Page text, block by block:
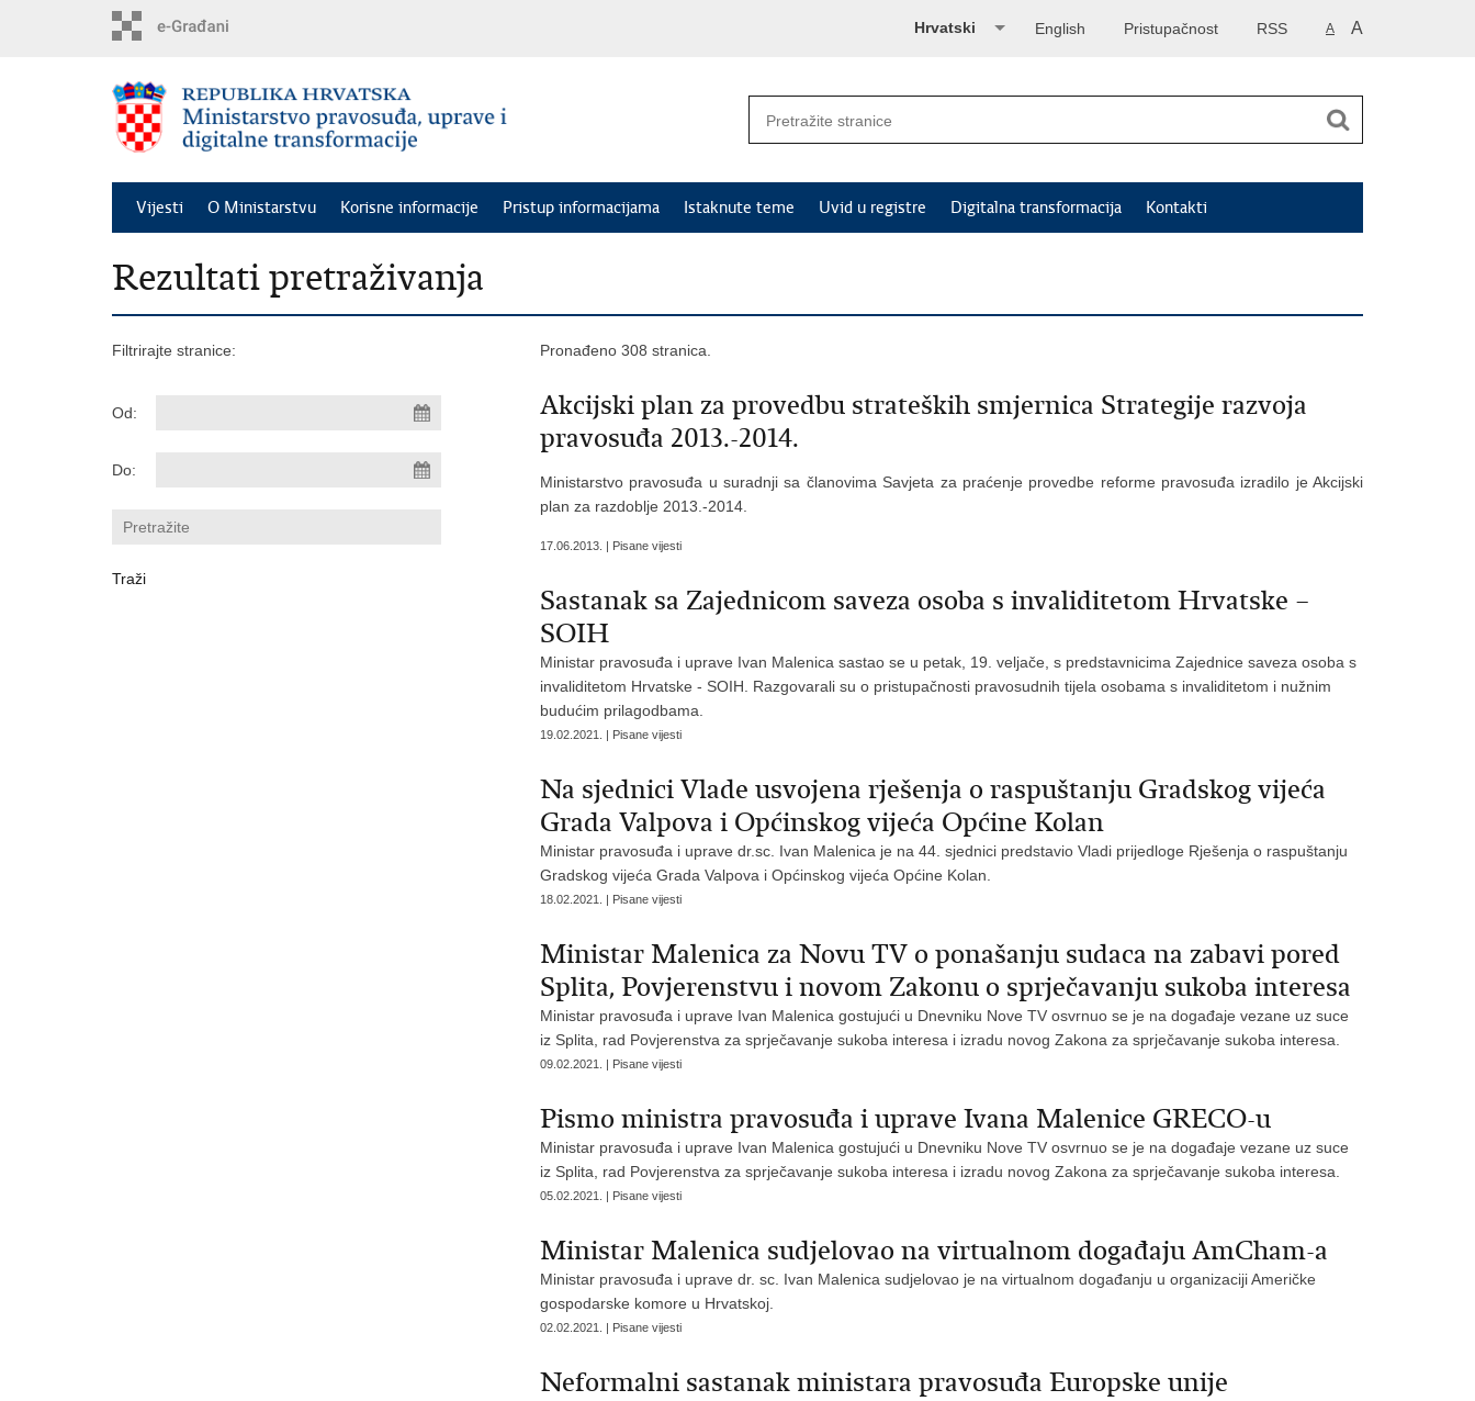
A A
RSS
Pristupačnost
English
Hrvatski
Vijesti O Ministarstvu Korisne informacije Pristup informacijama Istaknute teme Uvid u registre Digitalna transformacija Kontakti
Rezultati pretraživanja
Filtrirajte stranice:
Od:
Do:
Pronađeno 308 stranica.
Akcijski plan za provedbu strateških smjernica Strategije razvoja
pravosuđa 2013.-2014.
Ministarstvo pravosuđa u suradnji sa članovima Savjeta za praćenje provedbe reforme pravosuđa izradilo je Akcijski
plan za razdoblje 2013.-2014.
17.06.2013. | Pisane vijesti
Sastanak sa Zajednicom saveza osoba s invaliditetom Hrvatske –
SOIH
Ministar pravosuđa i uprave Ivan Malenica sastao se u petak, 19. veljače, s predstavnicima Zajednice saveza osoba s
invaliditetom Hrvatske - SOIH. Razgovarali su o pristupačnosti pravosudnih tijela osobama s invaliditetom i nužnim
budućim prilagodbama.
19.02.2021. | Pisane vijesti
Na sjednici Vlade usvojena rješenja o raspuštanju Gradskog vijeća
Grada Valpova i Općinskog vijeća Općine Kolan
Ministar pravosuđa i uprave dr.sc. Ivan Malenica je na 44. sjednici predstavio Vladi prijedloge Rješenja o raspuštanju
Gradskog vijeća Grada Valpova i Općinskog vijeća Općine Kolan.
18.02.2021. | Pisane vijesti
Ministar Malenica za Novu TV o ponašanju sudaca na zabavi pored
Splita, Povjerenstvu i novom Zakonu o sprječavanju sukoba interesa
Ministar pravosuđa i uprave Ivan Malenica gostujući u Dnevniku Nove TV osvrnuo se je na događaje vezane uz suce
iz Splita, rad Povjerenstva za sprječavanje sukoba interesa i izradu novog Zakona za sprječavanje sukoba interesa.
09.02.2021. | Pisane vijesti
Pismo ministra pravosuđa i uprave Ivana Malenice GRECO-u
Ministar pravosuđa i uprave Ivan Malenica gostujući u Dnevniku Nove TV osvrnuo se je na događaje vezane uz suce
iz Splita, rad Povjerenstva za sprječavanje sukoba interesa i izradu novog Zakona za sprječavanje sukoba interesa.
05.02.2021. | Pisane vijesti
Ministar Malenica sudjelovao na virtualnom događaju AmCham-a
Ministar pravosuđa i uprave dr. sc. Ivan Malenica sudjelovao je na virtualnom događanju u organizaciji Američke
gospodarske komore u Hrvatskoj.
02.02.2021. | Pisane vijesti
Neformalni sastanak ministara pravosuđa Europske unije